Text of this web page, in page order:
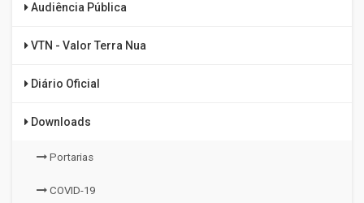
Audiência Pública
VTN - Valor Terra Nua
Diário Oficial
Downloads
Portarias
COVID-19